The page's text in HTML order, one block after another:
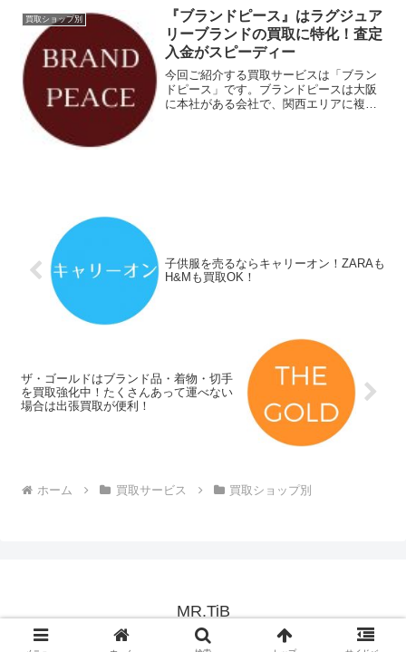
買取ショップ別
『ブランドピース』はラグジュア
リーブランドの買取に特化！査定
入金がスピーディー
今回ご紹介する買取サービスは「ブラン
ドピース」です。ブランドピースは大阪
に本社がある会社で、関西エリアに複数
子供服を売るならキャリーオン！ZARAも
H&Mも買取OK！
ザ・ゴールドはブランド品・着物・切手
を買取強化中！たくさんあって運べない
場合は出張買取が便利！
ホーム 買取サービス 買取ショップ別
MR.TiB
© 2015 MR.TiB.